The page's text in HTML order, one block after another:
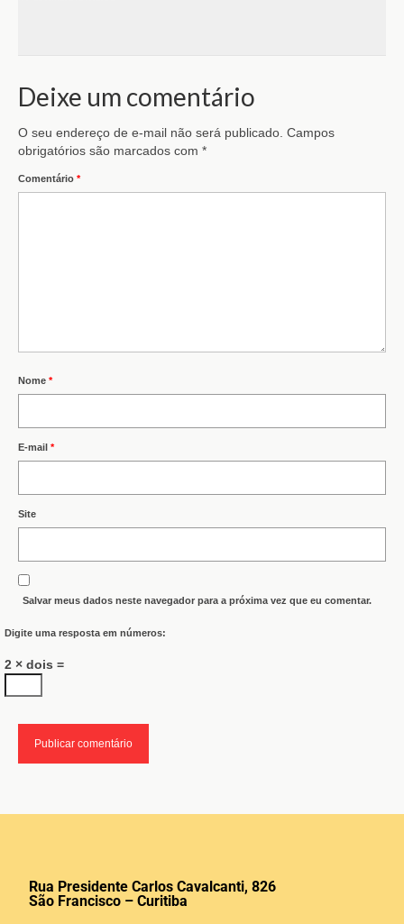
Deixe um comentário
O seu endereço de e-mail não será publicado. Campos
obrigatórios são marcados com *
Comentário *
Nome *
E-mail *
Site
Salvar meus dados neste navegador para a próxima vez que eu comentar.
Digite uma resposta em números:
2 × dois =
Rua Presidente Carlos Cavalcanti, 826
São Francisco – Curitiba